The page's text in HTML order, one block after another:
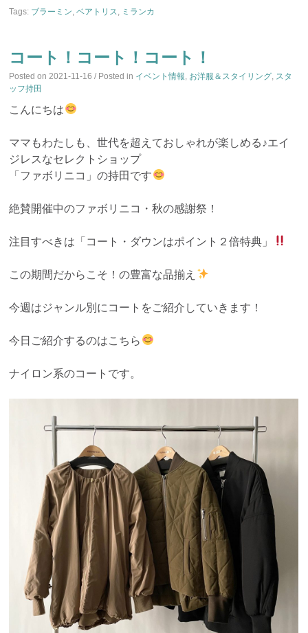
Tags: ブラーミン ,ベアトリス ミランカ
コート！コート！コート！
Posted on 2021-11-16 / Posted in イベント情報 お洋服＆スタイリング スタ
ッフ持田
こんにちは
ママもわたしも、世代を超えておしゃれが楽しめる♪エイ
ジレスなセレクトショップ
「ファボリニコ」の持田です
絶賛開催中のファボリニコ・秋の感謝祭！
注目すべきは「コート・ダウンはポイント２倍特典」
この期間だからこそ！の豊富な品揃え
今週はジャンル別にコートをご紹介していきます！
今日ご紹介するのはこちら
ナイロン系のコートです。